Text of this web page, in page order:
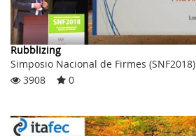
Rubblizing
Simposio Nacional de Firmes (SNF2018)
3908
0